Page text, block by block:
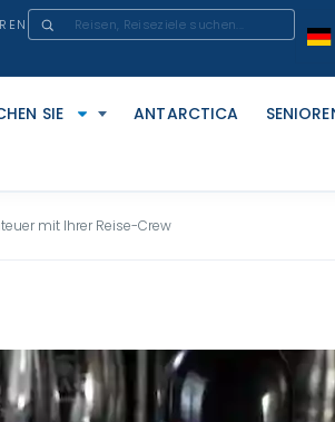
SIE ANTARCTICA
mit Ihrer Reise-Crew